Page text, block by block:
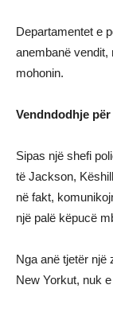
Departamentet e
anembanë vendit,
mohonin.
Vendndodhje
Sipas një shefi
të Jackson,
në fakt,
një palë këpucë
Nga anë tjetër një
New Yorkut, nuk